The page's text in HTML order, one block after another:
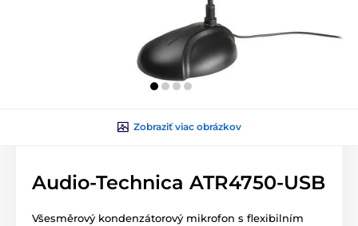
Zobraziť viac obrázkov
Audio-Technica ATR4750-USB
Všesměrový kondenzátorový mikrofon s flexibilním